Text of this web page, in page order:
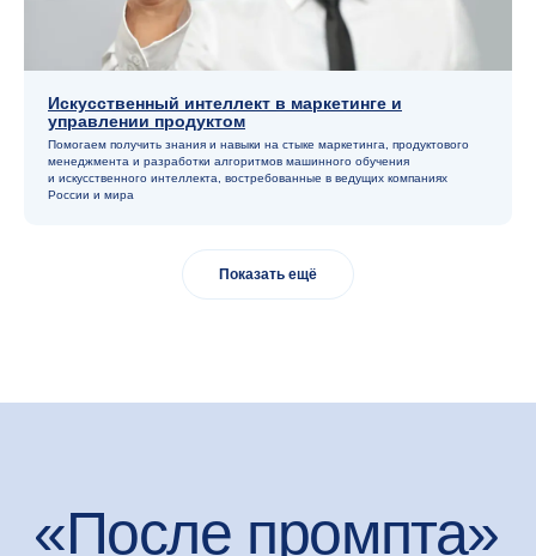
Искусственный интеллект в маркетинге и
управлении продуктом
Помогаем получить знания и навыки на стыке маркетинга, продуктового
менеджмента и разработки алгоритмов машинного обучения
и искусственного интелле кта, востребованные в ведущих компаниях
России и мира
Показать ещё